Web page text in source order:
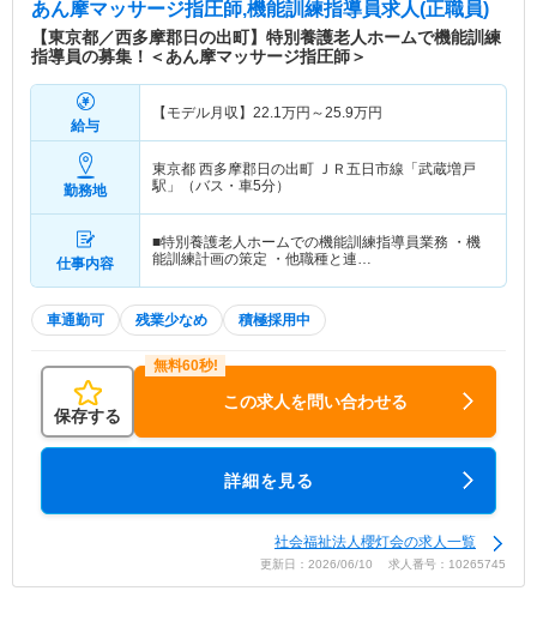
あん摩マッサージ指圧師,機能訓練指導員求人(正職員)
【東京都／西多摩郡日の出町】特別養護老人ホームで機能訓練
指導員の募集！＜あん摩マッサージ指圧師＞
給与
【モデル月収】 22.1万円～25.9万円
勤務地
東京都 西多摩郡日の出町 ＪＲ五日市線「武蔵増戸
駅」（バス・車5分）
仕事内容
■特別養護老人ホームでの機能訓練指導員業務 ・機
能訓練計画の策定 ・他職種と連…
車通勤可 残業少なめ 積極採用中
保存する
この求人を問い合わせる
詳細を見る
社会福祉法人櫻灯会の求人一覧
更新日：2026/06/10 求人番号：10265745